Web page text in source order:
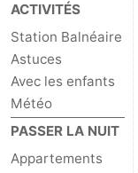
ACTIVITÉS
Station Balnéaire
Astuces
Avec les enfants
Météo
PASSER LA NUIT
Appartements